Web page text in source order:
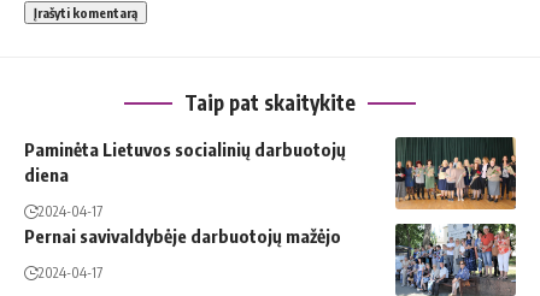
Taip pat skaitykite
Paminėta Lietuvos socialinių darbuotojų
diena
2024-04-17
Pernai savivaldybėje darbuotojų mažėjo
2024-04-17